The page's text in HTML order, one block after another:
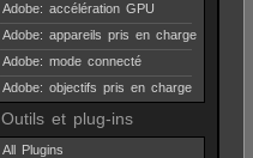
Adobe: accélération GPU
Adobe: appareils pris en charge
Adobe: mode connecté
Adobe: objectifs pris en charge
Outils et plug-ins
All Plugins